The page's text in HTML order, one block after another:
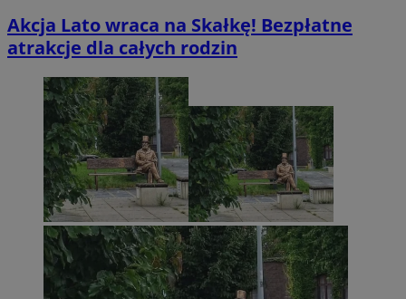
Akcja Lato wraca na Skałkę! Bezpłatne
atrakcje dla całych rodzin